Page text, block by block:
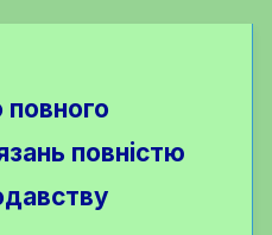
повного
повністю